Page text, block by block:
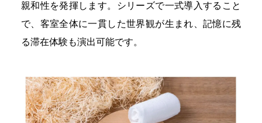
親和性を発揮します。シリーズで一式導入すること
で、客室全体に一貫した世界観が生まれ、記憶に残
る滞在体験も演出可能です。